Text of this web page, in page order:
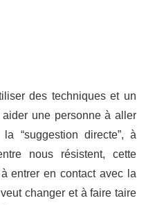
des techniques et un
aider une personne à aller
“suggestion directe”, à
nous résistent, cette
entrer en contact avec la
changer et à faire taire